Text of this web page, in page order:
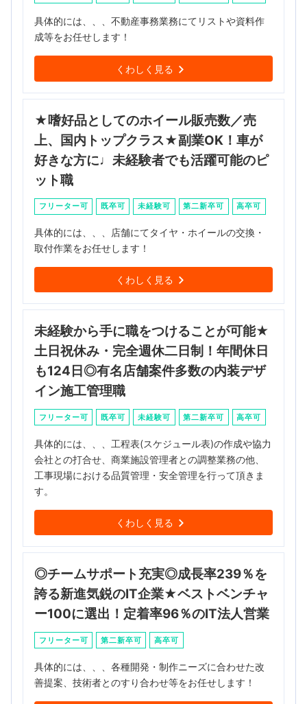
具体的には、、、不動産事務業務にてリストや資料作
成等をお任せします！
くわしく見る
★嗜好品としてのホイール販売数／売
上、国内トップクラス★副業OK！車が
好きな方に♩未経験者でも活躍可能のピ
ット職
フリーター可 既卒可 未経験可 第二新卒可 高卒可
具体的には、、、店舗にてタイヤ・ホイールの交換・
取付作業をお任せします！
くわしく見る
未経験から手に職をつけることが可能★
土日祝休み・完全週休二日制！年間休日
も124日◎有名店舗案件多数の内装デザ
イン施工管理職
フリーター可 既卒可 未経験可 第二新卒可 高卒可
具体的には、、、工程表(スケジュール表)の作成や協力
会社との打合せ、商業施設管理者との調整業務の他、
工事現場における品質管理・安全管理を行って頂きま
す。
くわしく見る
◎チームサポート充実◎成長率239％を
誇る新進気鋭のIT企業★ベストベンチャ
ー100に選出！定着率96％のIT法人営業
フリーター可 第二新卒可 高卒可
具体的には、、、各種開発・制作ニーズに合わせた改
善提案、技術者とのすり合わせ等をお任せします！